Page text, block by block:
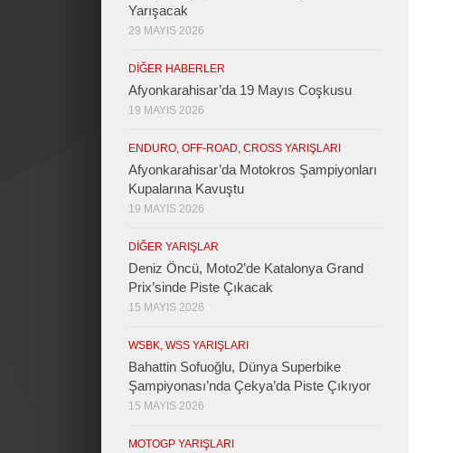
Yarışacak
29 MAYIS 2026
DIĞER HABERLER
Afyonkarahisar’da 19 Mayıs Coşkusu
19 MAYIS 2026
ENDURO, OFF-ROAD, CROSS YARIŞLARI
Afyonkarahisar’da Motokros Şampiyonları
Kupalarına Kavuştu
19 MAYIS 2026
DIĞER YARIŞLAR
Deniz Öncü, Moto2’de Katalonya Grand
Prix’sinde Piste Çıkacak
15 MAYIS 2026
WSBK, WSS YARIŞLARI
Bahattin Sofuoğlu, Dünya Superbike
Şampiyonası’nda Çekya’da Piste Çıkıyor
15 MAYIS 2026
MOTOGP YARIŞLARI